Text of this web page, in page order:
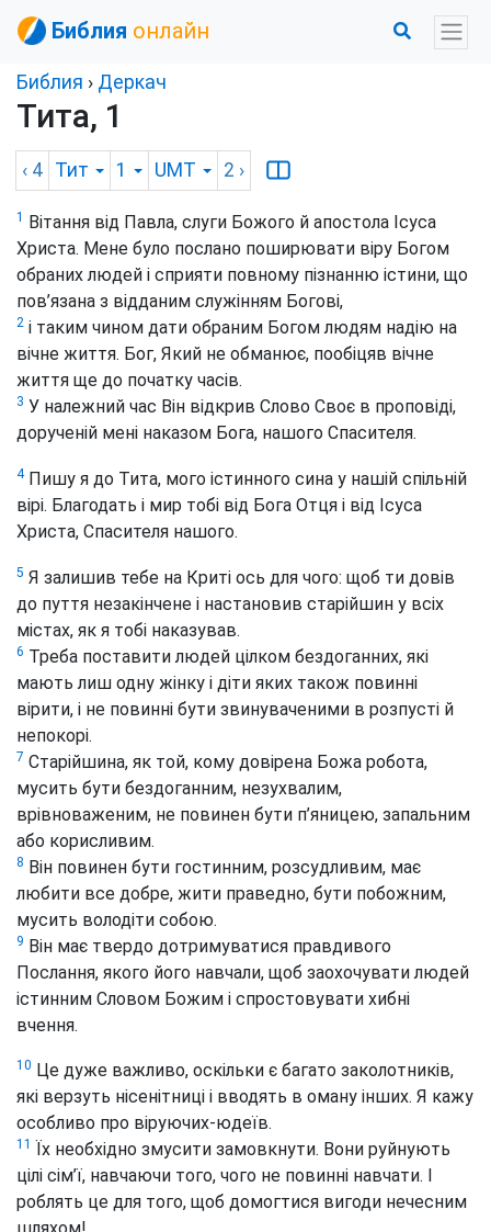
Библия онлайн
Библия › Деркач
Тита, 1
‹ 4 Тит 1 UMT 2 ›
1
Вітання від Павла, слуги Божого й апостола Ісуса
Христа. Мене було послано поширювати віру Богом
обраних людей і сприяти повному пізнанню істини, що
пов’язана з відданим служінням Богові,
2 і таким чином дати обраним Богом людям надію на
вічне життя. Бог, Який не обманює, пообіцяв вічне
життя ще до початку часів.
3 У належний час Він відкрив Слово Своє в проповіді,
дорученій мені наказом Бога, нашого Спасителя.
4Пишу я до Тита, мого істинного сина у нашій спільній
вірі. Благодать і мир тобі від Бога Отця і від Ісуса
Христа, Спасителя нашого.
5 Я залишив тебе на Криті ось для чого: щоб ти довів
до пуття незакінчене і настановив старійшин у всіх
містах, як я тобі наказував.
6 Треба поставити людей цілком бездоганних, які
мають лиш одну жінку і діти яких також повинні
вірити, і не повинні бути звинуваченими в розпусті й
непокорі.
7 Старійшина, як той, кому довірена Божа робота,
мусить бути бездоганним, незухвалим,
врівноваженим, не повинен бути п’яницею, запальним
або корисливим.
8 Він повинен бути гостинним, розсудливим, має
любити все добре, жити праведно, бути побожним,
мусить володіти собою.
9 Він має твердо дотримуватися правдивого
Послання, якого його навчали, щоб заохочувати людей
істинним Словом Божим і спростовувати хибні
вчення.
10 Це дуже важливо, оскільки є багато заколотників,
які верзуть нісенітниці і вводять в оману інших. Я кажу
особливо про віруючих-юдеїв.
11 Їх необхідно змусити замовкнути. Вони руйнують
цілі сім’ї, навчаючи того, чого не повинні навчати. І
роблять це для того, щоб домогтися вигоди нечесним